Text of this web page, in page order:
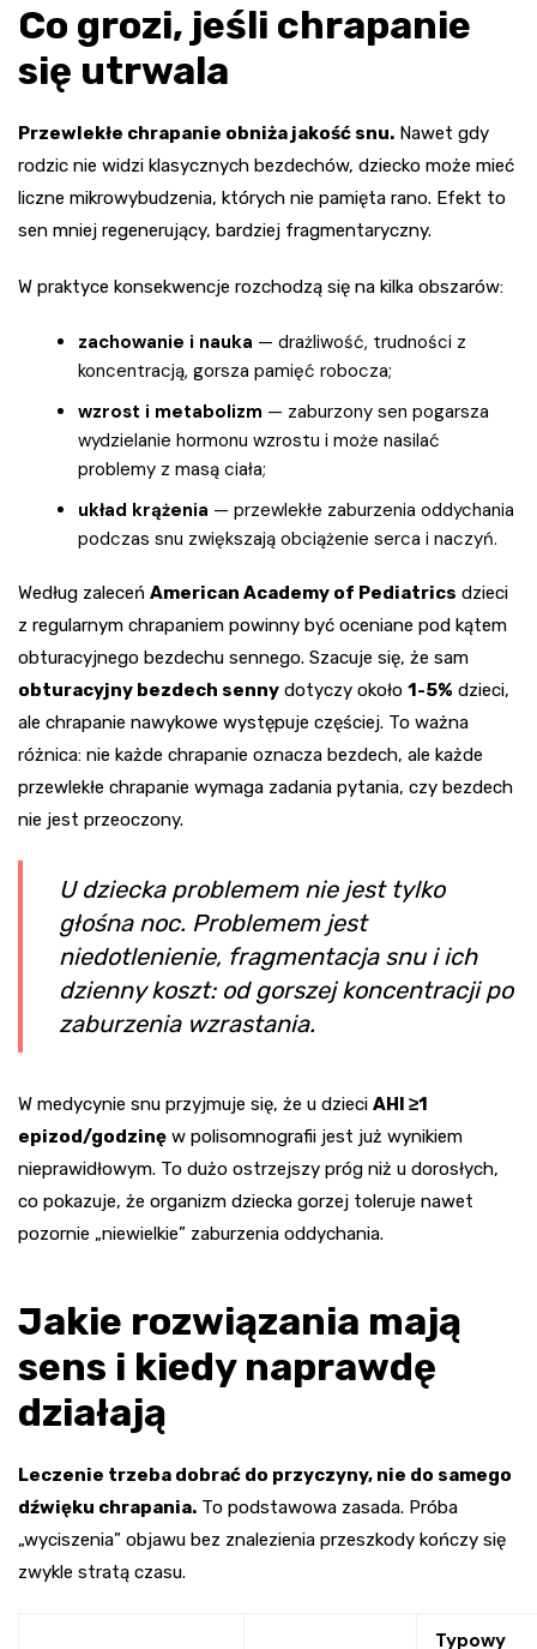
Co grozi, jeśli chrapanie
się utrwala
Przewlekłe chrapanie obniża jakość snu. Nawet gdy
rodzic nie widzi klasycznych bezdechów, dziecko może mieć
liczne mikrowybudzenia, których nie pamięta rano. Efekt to
sen mniej regenerujący, bardziej fragmentaryczny.
W praktyce konsekwencje rozchodzą się na kilka obszarów:
zachowanie i nauka — drażliwość, trudności z
koncentracją, gorsza pamięć robocza;
wzrost i metabolizm — zaburzony sen pogarsza
wydzielanie hormonu wzrostu i może nasilać
problemy z masą ciała;
układ krążenia — przewlekłe zaburzenia oddychania
podczas snu zwiększają obciążenie serca i naczyń.
Według zaleceń American Academy of Pediatrics dzieci
z regularnym chrapaniem powinny być oceniane pod kątem
obturacyjnego bezdechu sennego. Szacuje się, że sam
obturacyjny bezdech senny dotyczy około 1-5% dzieci,
ale chrapanie nawykowe występuje częściej. To ważna
różnica: nie każde chrapanie oznacza bezdech, ale każde
przewlekłe chrapanie wymaga zadania pytania, czy bezdech
nie jest przeoczony.
U dziecka problemem nie jest tylko
głośna noc. Problemem jest
niedotlenienie, fragmentacja snu i ich
dzienny koszt: od gorszej koncentracji po
zaburzenia wzrastania.
W medycynie snu przyjmuje się, że u dzieci AHI ≥1
epizod/godzinę w polisomnografii jest już wynikiem
nieprawidłowym. To dużo ostrzejszy próg niż u dorosłych,
co pokazuje, że organizm dziecka gorzej toleruje nawet
pozornie „niewielkie” zaburzenia oddychania.
Jakie rozwiązania mają
sens i kiedy naprawdę
działają
Leczenie trzeba dobrać do przyczyny, nie do samego
dźwięku chrapania. To podstawowa zasada. Próba
„wyciszenia” objawu bez znalezienia przeszkody kończy się
zwykle stratą czasu.
Typowy